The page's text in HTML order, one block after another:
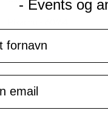
kr.10,00Current
is:
- Events og